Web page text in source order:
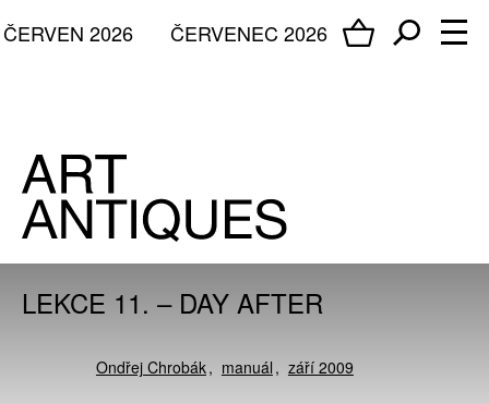
ČERVENEC 2026
ČERVEN 2026
LEKCE 11. – DAY AFTER
Ondřej Chrobák manuál září 2009